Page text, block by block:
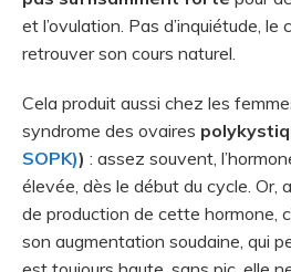
et l’ovulation. Pas d’inquiétude,
retrouver son cours naturel.
Cela produit aussi chez les
syndrome des ovaires
SOPK)) : assez souvent,
élevée, dès le début du cycle. Or,
de production de cette hormone,
son augmentation soudaine, qui